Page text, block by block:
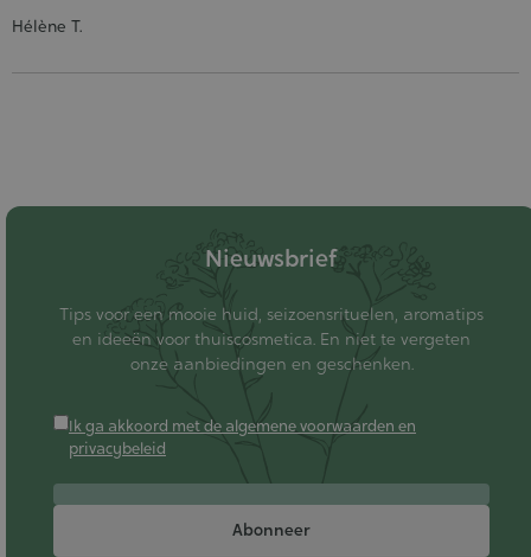
Hélène T.
Nieuwsbrief
Tips voor een mooie huid, seizoensrituelen, aromatips
en ideeën voor thuiscosmetica. En niet te vergeten
onze aanbiedingen en geschenken.
Ik ga akkoord met de algemene voorwaarden en
privacybeleid
Abonneer